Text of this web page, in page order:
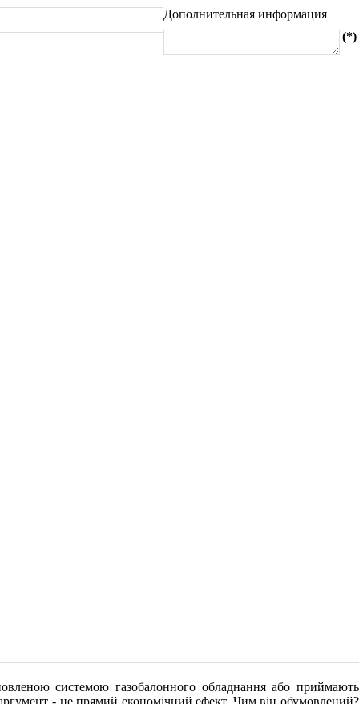
Дополнительная информация
(*)
системою газобалонного обладнання або приймають
- це прямий економічний ефект. Чим він обумовлений?